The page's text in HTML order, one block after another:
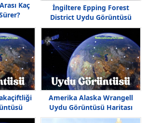
Kaç
İngiltere Epping Forest
District Uydu Görüntüsü
Haritası
Amerika Alaska Wrangell
Uydu Görüntüsü Haritası